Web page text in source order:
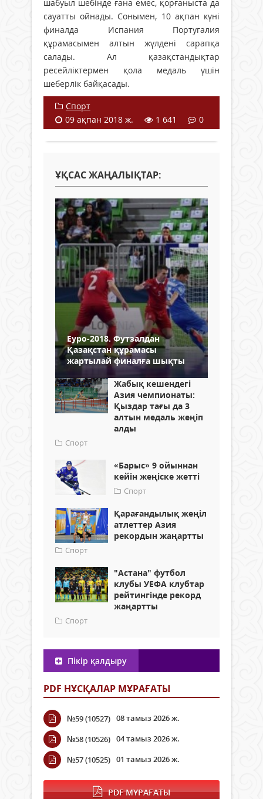
шабуыл шебінде ғана емес, қорғаныста да
сауатты ойнады. Сонымен, 10 ақпан күні
финалда Испания Португалия
құрамасымен алтын жүлдені сарапқа
салады. Ал қазақстандықтар
ресейліктермен қола медаль үшін
шеберлік байқасады.
Спорт
09 ақпан 2018 ж.
1 641 0
ҰҚСАС ЖАҢАЛЫҚТАР:
Еуро-2018. Футзалдан
Қазақстан құрамасы
жартылай финалға шықты
Жабық кешендегі
Азия чемпионаты:
Қыздар тағы да 3
алтын медаль жеңіп
алды
Спорт
«Барыс» 9 ойыннан
кейін жеңіске жетті
Спорт
Қарағандылық жеңіл
атлеттер Азия
рекордын жаңартты
Спорт
"Астана" футбол
клубы УЕФА клубтар
рейтингінде рекорд
жаңартты
Спорт
Пікір қалдыру
PDF НҰСҚАЛАР МҰРАҒАТЫ
№59 (10527) 08 тамыз 2026 ж.
№58 (10526) 04 тамыз 2026 ж.
№57 (10525) 01 тамыз 2026 ж.
PDF МҰРАҒАТЫ